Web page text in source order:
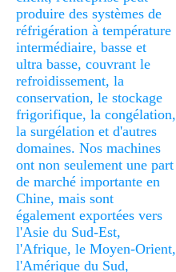
produire des systèmes de
réfrigération à température
intermédiaire, basse et
ultra basse, couvrant le
refroidissement, la
conservation, le stockage
frigorifique, la congélation,
la surgélation et d'autres
domaines. Nos machines
ont non seulement une part
de marché importante en
Chine, mais sont
également exportées vers
l'Asie du Sud-Est,
l'Afrique, le Moyen-Orient,
l'Amérique du Sud,